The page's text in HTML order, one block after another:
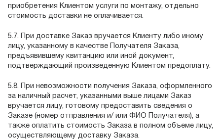
приобретения Клиентом услуги по монтажу, отдельно
стоимость доставки не оплачивается.
5.7. При доставке Заказ вручается Клиенту либо иному
лицу, указанному в качестве Получателя Заказа,
предъявившему квитанцию или иной документ,
подтверждающий произведенную Клиентом предоплату.
5.8. При невозможности получения Заказа, оформленного
за наличный расчет, указанными выше лицами Заказ
вручается лицу, готовому предоставить сведения о
Заказе (номер отправления и/ или ФИО Получателя), а
также оплатить стоимость Заказа в полном объеме лицу,
осуществляющему доставку Заказа.